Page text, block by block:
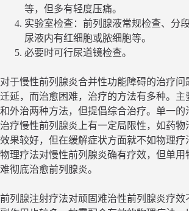
等，但多有轻度压痛。
实验室检查：前列腺液常规检查、分
尿液内有红细胞或脓细胞等。
必要时可行尿道镜检查。
对于慢性前列腺炎合并性功能障碍的治疗问
迁延，而治愈困难，治疗的方法有多种。主
和外治两种方法，但提倡综合治疗。单一的
治疗慢性前列腺炎上有一定局限性，如药物
效果较好，但在缓解症状方面就不如物理疗
物理疗法对慢性前列腺炎确有疗效，但单用
难彻底治愈前列腺炎。
前列腺注射疗法对顽固难治性前列腺炎疗效